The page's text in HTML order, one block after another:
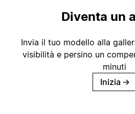
Diventa un
Invia il tuo modello alla
visibilità e persino un
minuti
Inizia →